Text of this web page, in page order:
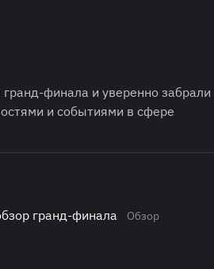
финала и уверенно забрали
и событиями в сфере
гранд-финала Обзор